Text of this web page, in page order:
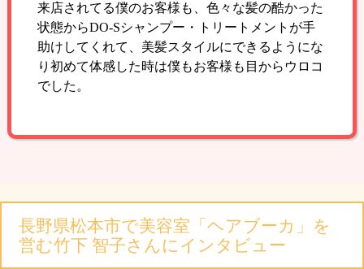
来店されてる僕のお客様も、色々な髪の酷かった
状態からDO-Sシャンプー・トリートメントが手
助けしてくれて、美髪スタイルにできるようにな
り初めて体感した時は僕もお客様も目からウロコ
でした。
長野県松本市で美容室「ヘアブーカ」を
営む竹下 智子さんにインタビュー